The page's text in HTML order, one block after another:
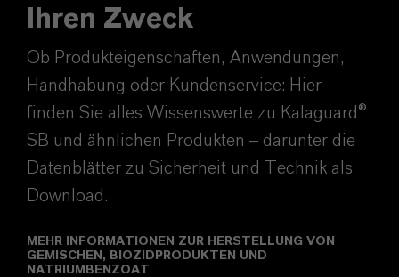
Ihren Zweck
Ob Produkteigenschaften, Anwendungen,
Handhabung oder Kundenservice: Hier
finden Sie alles Wissenswerte zu Kalaguard®
SB und ähnlichen Produkten – darunter die
Datenblätter zu Sicherheit und Technik als
Download.
MEHR INFORMATIONEN ZUR HERSTELLUNG VON
GEMISCHEN, BIOZIDPRODUKTEN UND
NATRIUMBENZOAT